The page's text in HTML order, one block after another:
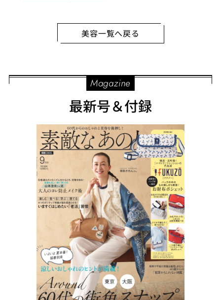
美容一覧へ戻る
Magazine
最新号＆付録